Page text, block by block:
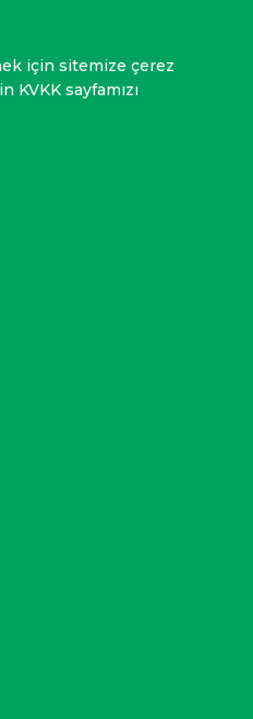
için sitemize çerez
KVKK sayfamızı